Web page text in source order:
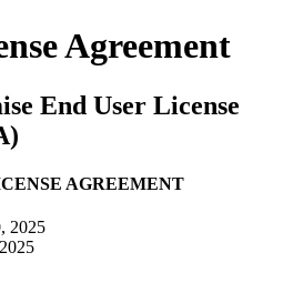
Agreement
End User License
AGREEMENT
2025